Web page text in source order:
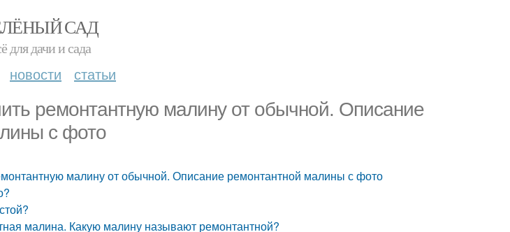
САД
для дачи и сада
новости статьи
ремонтантную малину от обычной. Описание
с фото
малину от обычной. Описание ремонтантной малины с фото
малина. Какую малину называют ремонтантной?